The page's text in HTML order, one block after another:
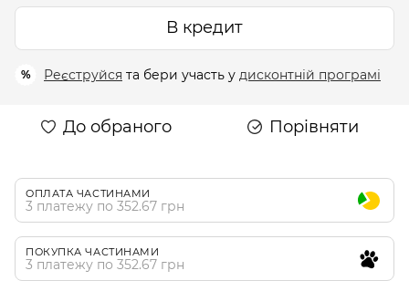
В кредит
% Реєструйся та бери участь у дисконтній програмі
До обраного Порівняти
ОПЛАТА ЧАСТИНАМИ
3 платежу по 352.67 грн
ПОКУПКА ЧАСТИНАМИ
3 платежу по 352.67 грн